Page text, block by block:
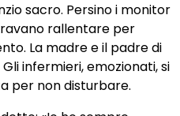
sacro. Persino i monitor
rallentare per
La madre e il padre di
infermieri, emozionati, si
per non disturbare.